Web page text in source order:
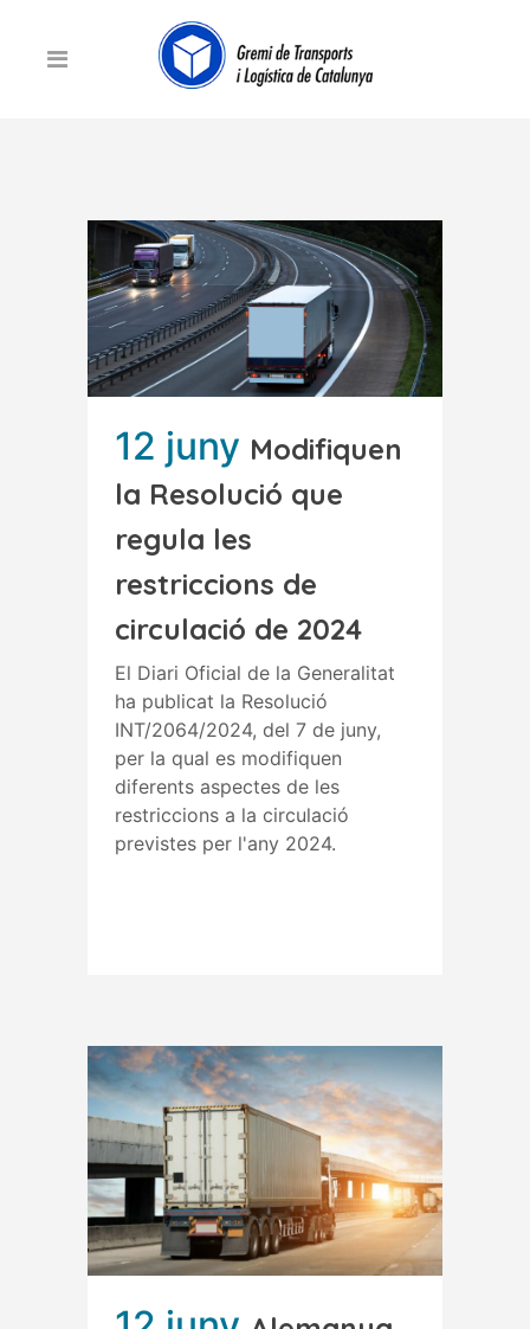
12 juny Modifiquen
la Resolució que
regula les
restriccions de
circulació de 2024
El Diari Oficial de la Generalitat
ha publicat la Resolució
INT/2064/2024, del 7 de juny,
per la qual es modifiquen
diferents aspectes de les
restriccions a la circulació
previstes per l'any 2024.